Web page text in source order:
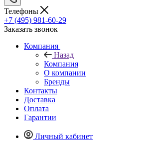
Телефоны
+7 (495) 981-60-29
Заказать звонок
Компания
Назад
Компания
О компании
Бренды
Контакты
Доставка
Оплата
Гарантии
Личный кабинет